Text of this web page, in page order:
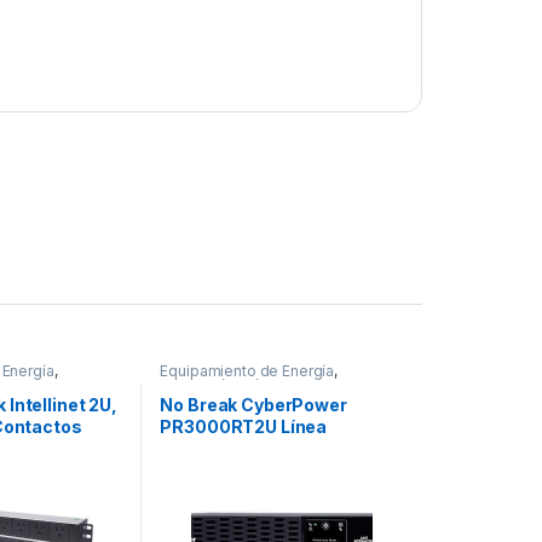
,
Intellinet 2U,
Equipamiento de Energía,
Protección Eléctrica
No Break CyberPower
PR3000RT2U Línea
Contactos DE ONDA
SENOIDAL 2U GARANTíA 3